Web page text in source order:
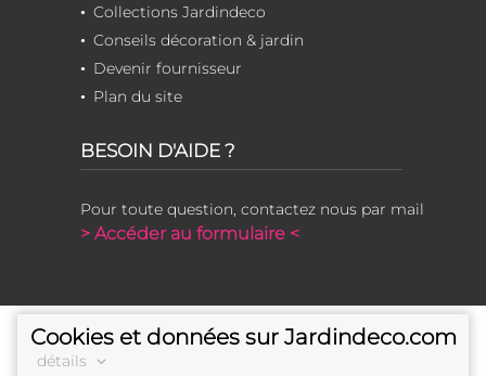
Collections Jardindeco
Conseils décoration & jardin
Devenir fournisseur
Plan du site
BESOIN D'AIDE ?
Pour toute question, contactez nous par mail
> Accéder au formulaire <
Cookies et données sur Jardindeco.com
détails